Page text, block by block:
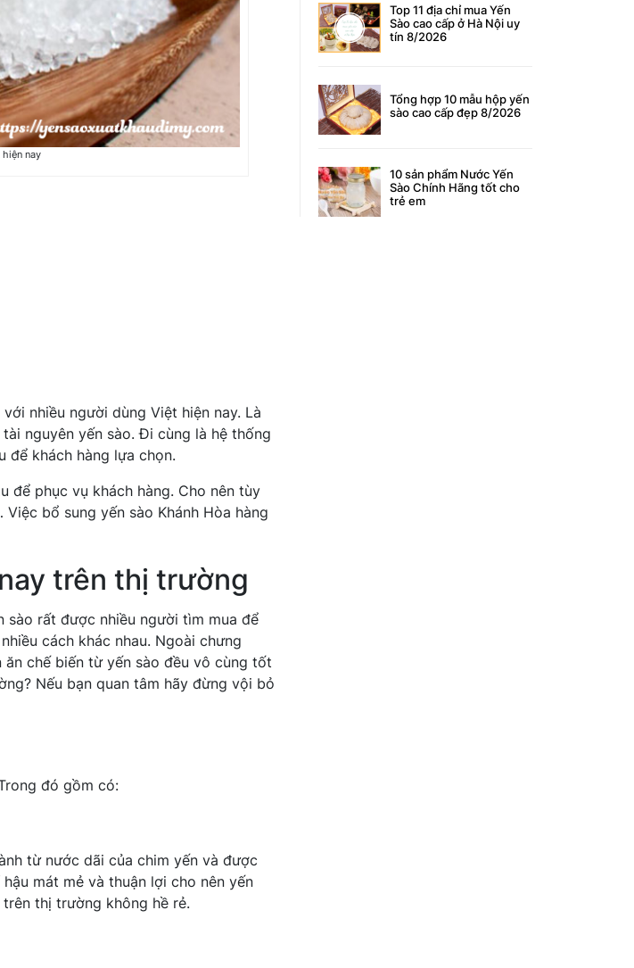
nay
nhiều người dùng Việt hiện nay. Là
nguyên yến sào. Đi cùng là hệ thống
để khách hàng lựa chọn.
để phục vụ khách hàng. Cho nên tùy
bổ sung yến sào Khánh Hòa hàng
trên thị trường
sào rất được nhiều người tìm mua để
cách khác nhau. Ngoài chưng
chế biến từ yến sào đều vô cùng tốt
Nếu bạn quan tâm hãy đừng vội bỏ
đó gồm có:
từ nước dãi của chim yến và được
mát mẻ và thuận lợi cho nên yến
thị trường không hề rẻ.
Top 11 địa chỉ mua Yến
Sào cao cấp ở Hà Nội uy
tín 8/2026
Tổng hợp 10 mẫu hộp yến
sào cao cấp đẹp 8/2026
10 sản phẩm Nước Yến
Sào Chính Hãng tốt cho
trẻ em